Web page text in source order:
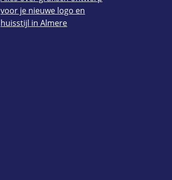
voor je nieuwe logo en
huisstijl in Almere